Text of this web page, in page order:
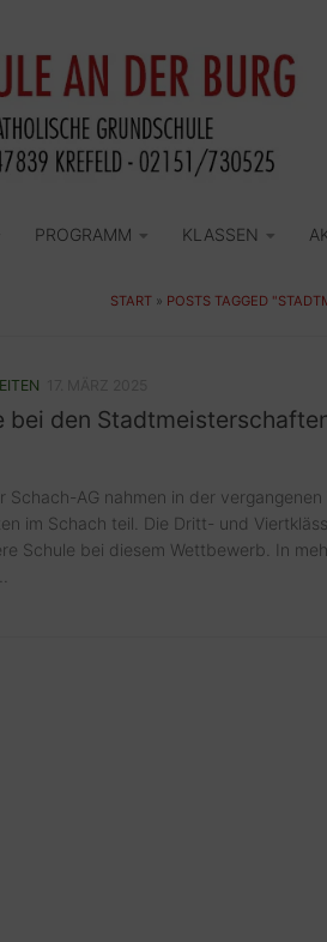
PROGRAMM KLASSEN
START » POSTS TAGGED
bei den
Schach-AG nahmen in der vergangenen
im Schach teil. Die Dritt- und
Schule bei diesem Wettbewerb. In